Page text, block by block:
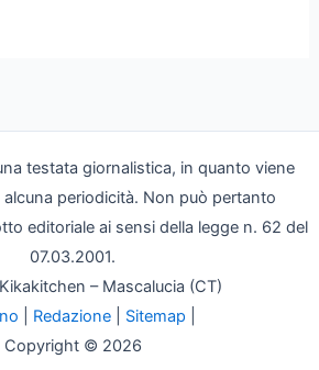
testata giornalistica, in quanto viene
periodicità. Non può pertanto
editoriale ai sensi della legge n. 62 del
07.03.2001.
– Mascalucia (CT)
Redazione Sitemap
Copyright © 2026